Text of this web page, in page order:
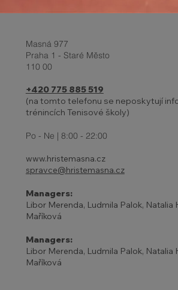
Masná 977
Praha 1 - Staré Město
110 00
+420 775 885 519
(na tomto telefonu se neposkytují
trénincích Tenisové školy)
Po - Ne | 8:00 - 22:00
www.hristemasna.cz
spravce@hristemasna.cz
Managers:
Libor Merenda, Ludmila Palok, Natalia
Maříková
Managers:
Libor Merenda, Ludmila Palok, Natalia
Maříková